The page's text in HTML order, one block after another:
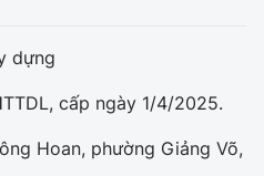
dựng
cấp ngày 1/4/2025.
Hoan, phường Giảng Võ,